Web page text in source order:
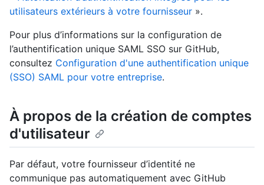
utilisateurs extérieurs à votre fournisseur ».
Pour plus d’informations sur la configuration de
l’authentification unique SAML SSO sur GitHub,
consultez Configuration d'une authentification unique
(SSO) SAML pour votre entreprise.
À propos de la création de comptes
d'utilisateur
Par défaut, votre fournisseur d’identité ne
communique pas automatiquement avec GitHub